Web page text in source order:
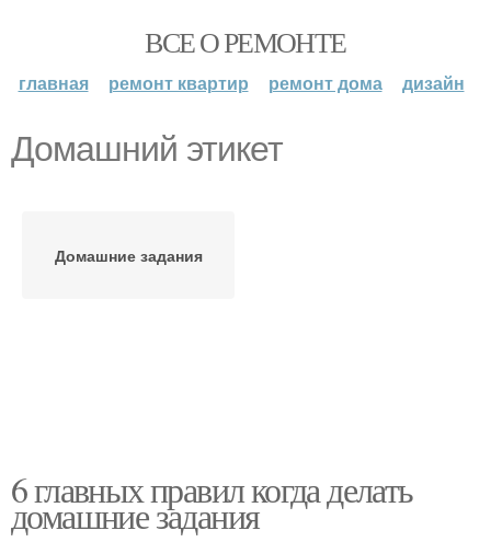
ВСЕ О РЕМОНТЕ
главная ремонт квартир ремонт дома дизайн
Домашний этикет
Домашние задания
6 главных правил когда делать
домашние задания